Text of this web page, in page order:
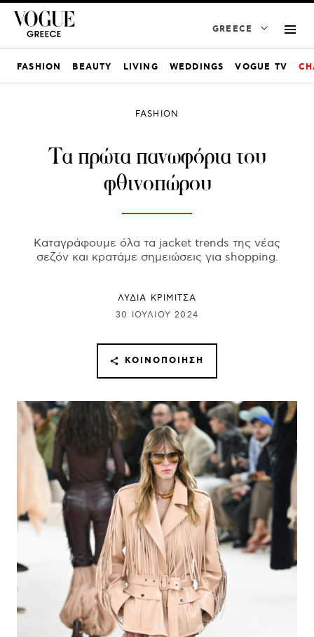
GREECE
FASHION BEAUTY LIVING WEDDINGS VOGUE TV
FASHION
Τα πρώτα πανωφόρια του
φθινοπώρου
Καταγράφουμε όλα τα jacket trends της νέας
σεζόν και κρατάμε σημειώσεις για shopping.
ΛΥΔΊΑ ΚΡΙΜΙΤΣΆ
30 ΙΟΥΛΊΟΥ 2024
ΚΟΙΝΟΠΟΊΗΣΗ